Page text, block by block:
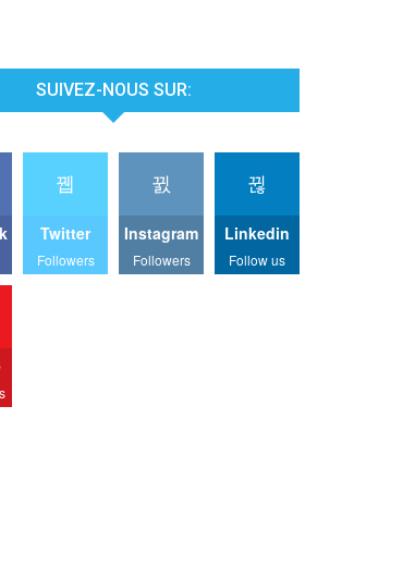
SUIVEZ-NOUS SUR:
Twitter
Followers
Instagram
Followers
Linkedin
Follow us